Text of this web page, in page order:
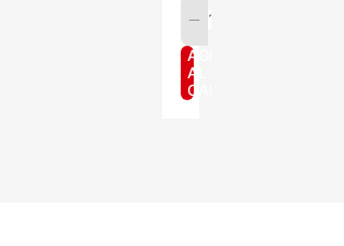
1
AGREGAR
AL
CARRITO